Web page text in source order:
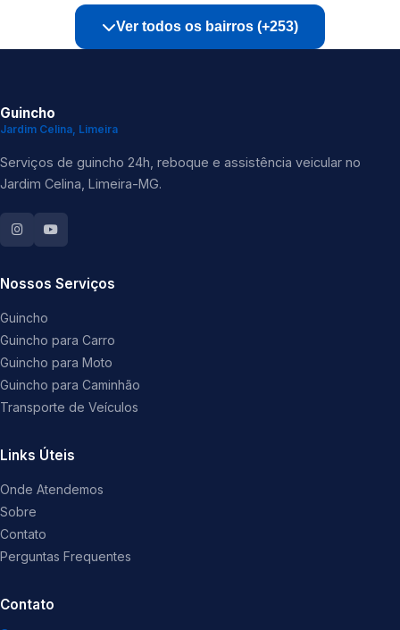
Ver todos os bairros (+253)
Guincho
Jardim Celina, Limeira
Serviços de guincho 24h, reboque e assistência veicular no
Jardim Celina, Limeira-MG.
Nossos Serviços
Guincho
Guincho para Carro
Guincho para Moto
Guincho para Caminhão
Transporte de Veículos
Links Úteis
Onde Atendemos
Sobre
Contato
Perguntas Frequentes
Contato